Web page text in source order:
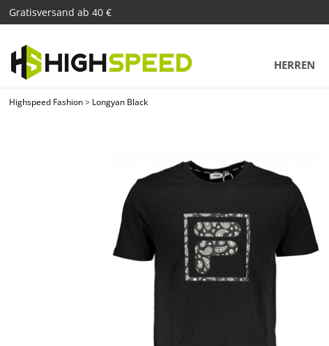
Gratisversand ab 40 €
HERREN
Highspeed Fashion> Longyan Black